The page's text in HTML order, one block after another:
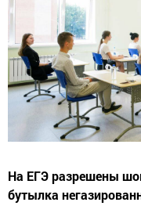
На ЕГЭ разрешены
бутылка